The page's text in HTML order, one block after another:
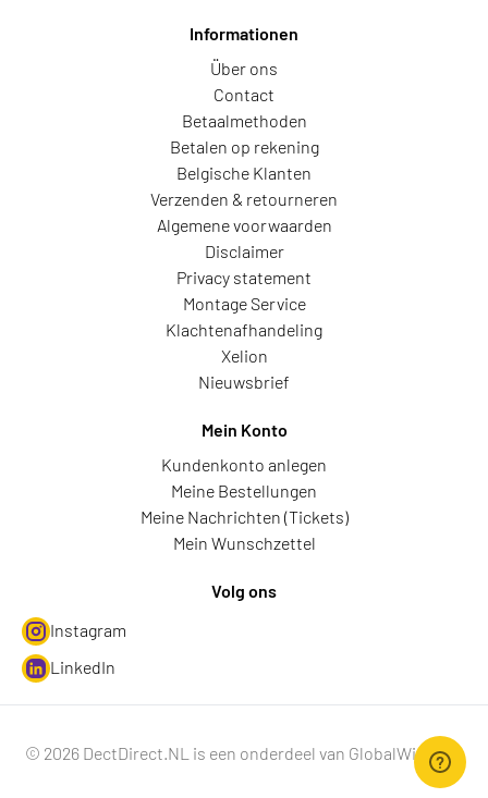
Informationen
Über ons
Contact
Betaalmethoden
Betalen op rekening
Belgische Klanten
Verzenden & retourneren
Algemene voorwaarden
Disclaimer
Privacy statement
Montage Service
Klachtenafhandeling
Xelion
Nieuwsbrief
Mein Konto
Kundenkonto anlegen
Meine Bestellungen
Meine Nachrichten (Tickets)
Mein Wunschzettel
Volg ons
Instagram
LinkedIn
© 2026 DectDirect.NL is een onderdeel van GlobalWire B.V.